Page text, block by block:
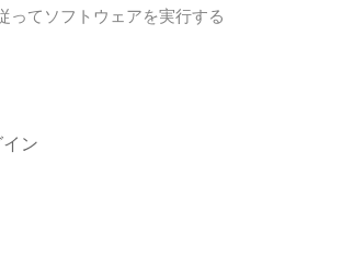
ってソフトウェアを実行する
ン